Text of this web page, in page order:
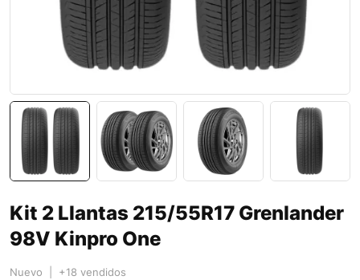
Kit 2 Llantas 215/55R17 Grenlander
98V Kinpro One
Nuevo | +18 vendidos